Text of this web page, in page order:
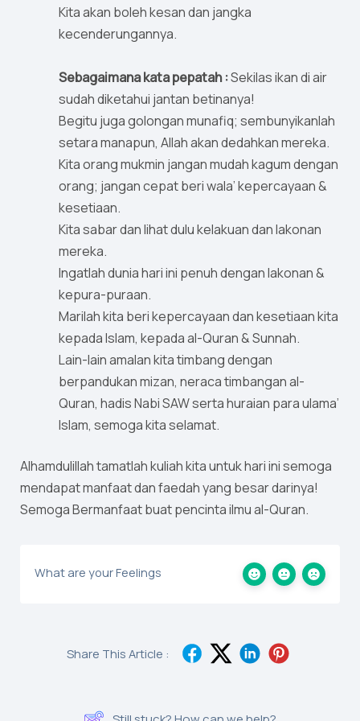
Kita akan boleh kesan dan jangka
kecenderungannya.
Sebagaimana kata pepatah :Sekilas ikan di air
sudah diketahui jantan betinanya!
Begitu juga golongan munafiq; sembunyikanlah
setara manapun, Allah akan dedahkan mereka.
Kita orang mukmin jangan mudah kagum dengan
orang; jangan cepat beri wala’ kepercayaan &
kesetiaan.
Kita sabar dan lihat dulu kelakuan dan lakonan
mereka.
Ingatlah dunia hari ini penuh dengan lakonan &
kepura-puraan.
Marilah kita beri kepercayaan dan kesetiaan kita
kepada Islam, kepada al-Quran & Sunnah.
Lain-lain amalan kita timbang dengan
berpandukan mizan, neraca timbangan al-
Quran, hadis Nabi SAW serta huraian para ulama’
Islam, semoga kita selamat.
Alhamdulillah tamatlah kuliah kita untuk hari ini semoga
mendapat manfaat dan faedah yang besar darinya!
Semoga Bermanfaat buat pencinta ilmu al-Quran.
What are your Feelings
Share This Article :